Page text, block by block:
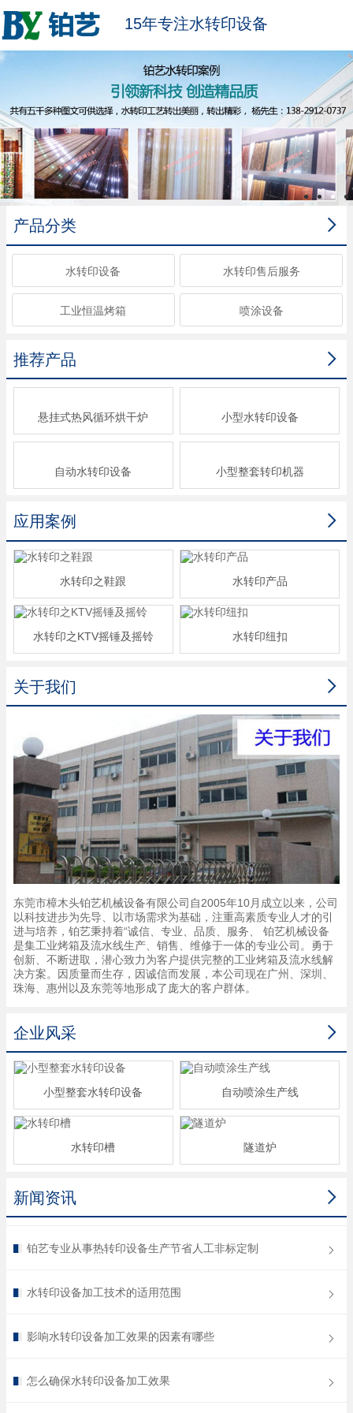
15年专注水转印设备

产品分类
水转印设备 水转印售后服务
工业恒温烤箱 喷涂设备

推荐产品
悬挂式热风循环烘干炉 小型水转印设备
自动水转印设备 小型整套转印机器

应用案例
水转印之鞋跟 水转印产品
水转印之KTV摇锤及摇铃 水转印纽扣

关于我们
东莞市樟木头铂艺机械设备有限公司自2005年10月成立以来，公司
以科技进步为先导、以市场需求为基础，注重高素质专业人才的引
进与培养，铂艺秉持着“诚信、专业、品质、服务、 铂艺机械设备
是集工业烤箱及流水线生产、销售、维修于一体的专业公司。勇于
创新、不断进取，潜心致力为客户提供完整的工业烤箱及流水线解
决方案。因质量而生存，因诚信而发展，本公司现在广州、深圳、
珠海、惠州以及东莞等地形成了庞大的客户群体。

企业风采
小型整套水转印设备 自动喷涂生产线
水转印槽 隧道炉

新闻资讯
铂艺专业从事热转印设备生产节省人工非标定制
水转印设备加工技术的适用范围
影响水转印设备加工效果的因素有哪些
怎么确保水转印设备加工效果